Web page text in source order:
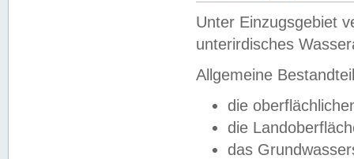
Unter Einzugsgebiet
unterirdisches
Allgemeine
die
die
das